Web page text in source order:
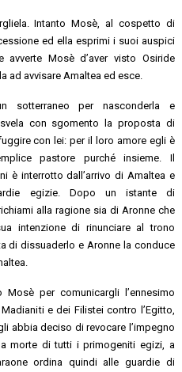
Intanto Mosè, al cospetto di
ed ella esprimi i suoi auspici
Mosè d’aver visto Osiride
ad avvisare Amaltea ed esce.
sotterraneo per nasconderla e
con sgomento la proposta di
con lei: per il loro amore egli è
pastore purché insieme. Il
è interrotto dall’arrivo di Amaltea e
egizie. Dopo un istante di
alla ragione sia di Aronne che
intenzione di rinunciare al trono
di dissuaderlo e Aronne la conduce
per comunicargli l’ennesimo
e dei Filistei contro l’Egitto,
abbia deciso di revocare l’impegno
morte di tutti i primogeniti egizi, a
ordina quindi alle guardie di